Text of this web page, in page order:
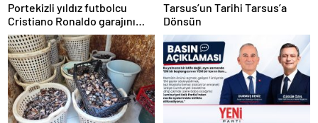
Portekizli yıldız futbolcu
Cristiano Ronaldo garajını
açtı,
Tarsus’un Tarihi Tarsus’a
Dönsün